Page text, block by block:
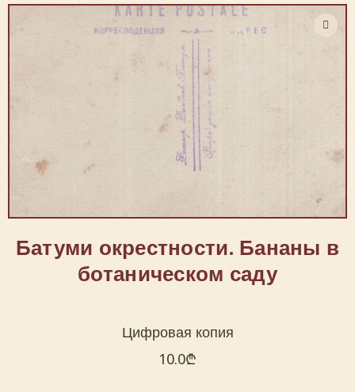
Батуми окрестности. Бананы в
ботаническом саду
Цифровая копия
10.0₾